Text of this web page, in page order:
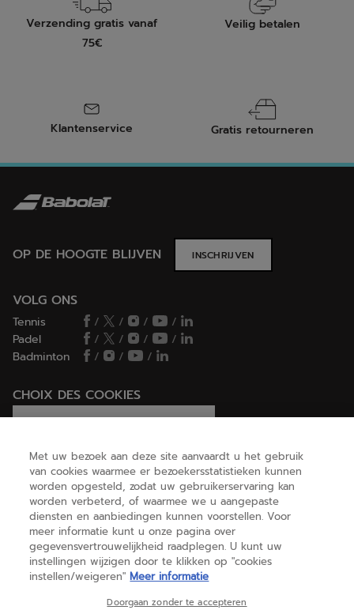
Verzending gratis vanaf
75€
Veilig betalen
Klantenservice Gratis retourneren
OP DE HOOGTE BLIJVEN INSCHRIJVEN
VOLG ONS
Tennis / / /
/
Padel
/ / /
/
Badminton
/ / /
CHOIX DES COOKIES
HELP
OVER ONS
(nederlands)
Met uw bezoek aan deze site aanvaardt u het gebruik
van cookies waarmee er bezoekersstatistieken kunnen
worden opgesteld, zodat uw gebruikerservaring kan
worden verbeterd, of waarmee we u aangepaste
diensten en aanbiedingen kunnen voorstellen. Voor
meer informatie kunt u onze pagina over
gegevensvertrouwelijkheid raadplegen. U kunt uw
instellingen wijzigen door te klikken op "cookies
instellen/weigeren" Meer informatie
Doorgaan zonder te accepteren